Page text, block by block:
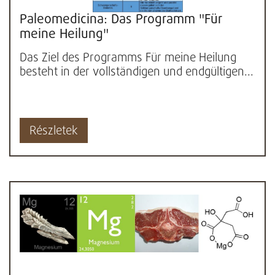
Paleomedicina: Das Programm "Für
meine Heilung"
Das Ziel des Programms Für meine Heilung
besteht in der vollständigen und endgültigen...
Részletek